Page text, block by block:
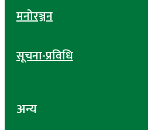
मनोरञ्जन
सूचना-प्रविधि
अन्य